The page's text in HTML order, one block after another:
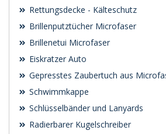
Rettungsdecke - Kälteschutz
Brillenputztücher Microfaser
Brillenetui Microfaser
Eiskratzer Auto
Gepresstes Zaubertuch aus
Schwimmkappe
Schlüsselbänder und Lanyards
Radierbarer Kugelschreiber